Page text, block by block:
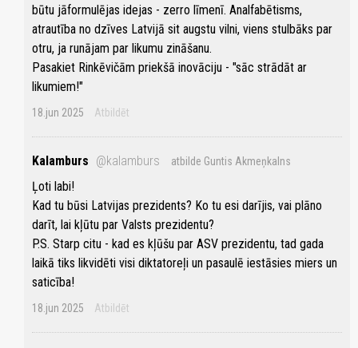
būtu jāformulējas idejas - zerro līmenī. Analfabētisms,
atrautība no dzīves Latvijā sit augstu vilni, viens stulbāks par
otru, ja runājam par likumu zināšanu.
Pasakiet Rinkēvičām priekšā inovāciju - "sāc strādāt ar
likumiem!"
18.jun 2025 Atbildēt
Kalamburs @kalamburs atbilde Guntis Akmeņkalns
Ļoti labi!
Kad tu būsi Latvijas prezidents? Ko tu esi darījis, vai plāno
darīt, lai kļūtu par Valsts prezidentu?
P.S. Starp citu - kad es kļūšu par ASV prezidentu, tad gada
laikā tiks likvidēti visi diktatoreļi un pasaulē iestāsies miers un
saticība!
18.jun 2025 Atbildēt